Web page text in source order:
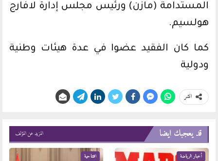
المستدامة (مازن) ورئيس مجلس إدارة لافارج
هولسيم.
كما كان الفقيد عضوا في عدة هيئات وطنية
ودولية
انشر
قد يعجبك ايضا المزيد عن المؤلف
أخبار الرياضة افتتاحية